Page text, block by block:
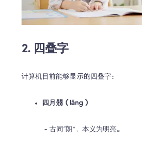
2. 四叠字
计算机目前能够显示的四叠字：
四月朤（lǎng）
- 古同“朗”，本义为明亮。